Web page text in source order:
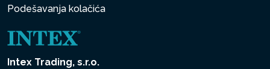
Podešavanja kolačića
Intex Trading, s.r.o.